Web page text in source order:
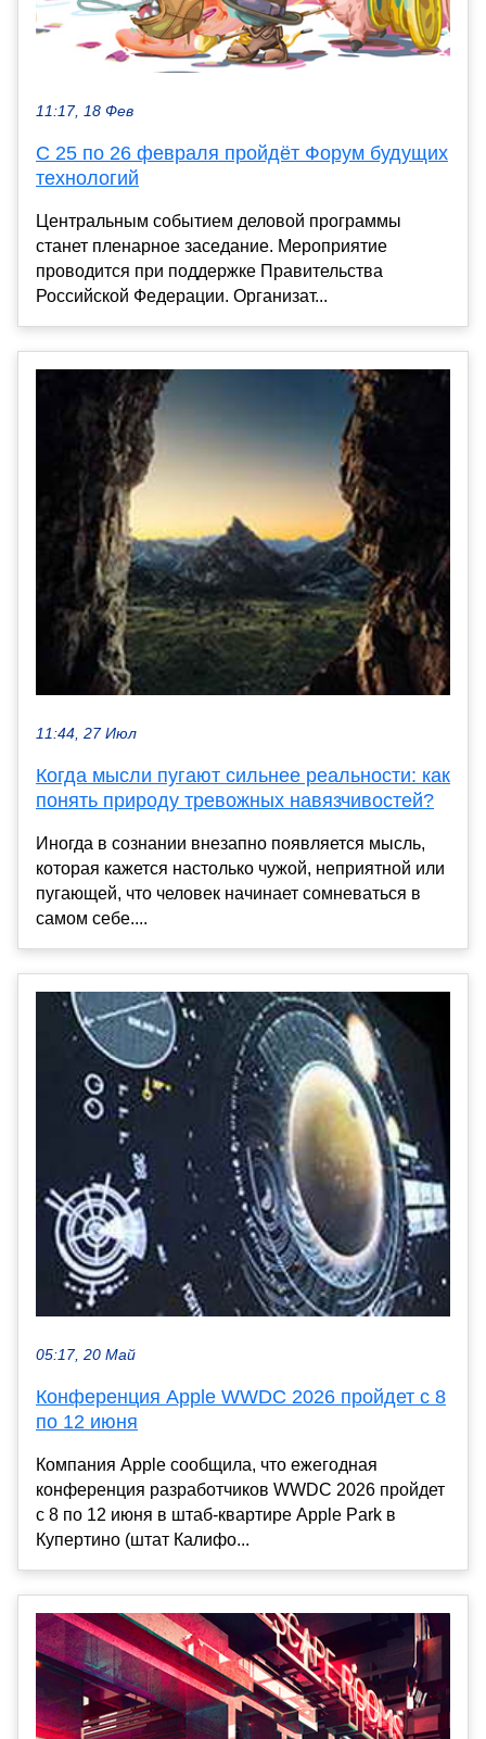
11:17, 18 Фев
С 25 по 26 февраля пройдёт Форум будущих
технологий
Центральным событием деловой программы
станет пленарное заседание. Мероприятие
проводится при поддержке Правительства
Российской Федерации. Организат...
11:44, 27 Июл
Когда мысли пугают сильнее реальности: как
понять природу тревожных навязчивостей?
Иногда в сознании внезапно появляется мысль,
которая кажется настолько чужой, неприятной или
пугающей, что человек начинает сомневаться в
самом себе....
05:17, 20 Май
Конференция Apple WWDC 2026 пройдет с 8
по 12 июня
Компания Apple сообщила, что ежегодная
конференция разработчиков WWDC 2026 пройдет
с 8 по 12 июня в штаб-квартире Apple Park в
Купертино (штат Калифо...